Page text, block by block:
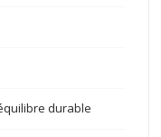
durable